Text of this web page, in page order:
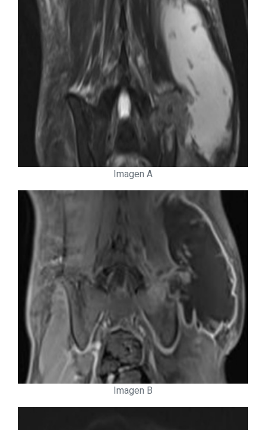
Imagen A
Imagen B